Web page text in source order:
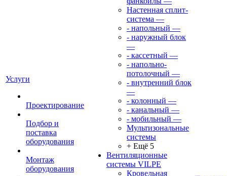
Услуги
Проектирование
Подбор и
поставка
оборудования
Монтаж
оборудования
Настенная сплит-
система —
- напольный —
- наружный блок
—
- кассетный —
- напольно-
потолочный —
- внутренний блок
—
- колонный —
- канальный —
- мобильный —
Мультизональные
системы
+ Ещё 5
Вентиляционные
системы VILPE
Кровельная